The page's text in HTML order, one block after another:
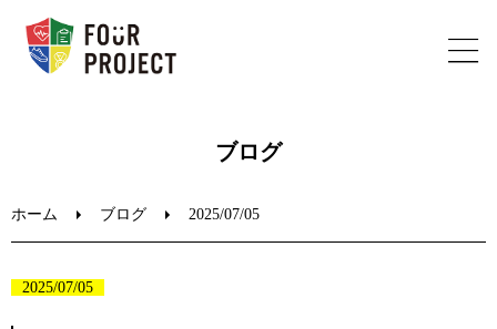
ブログ
ホーム ブログ 2025/07/05
2025/07/05